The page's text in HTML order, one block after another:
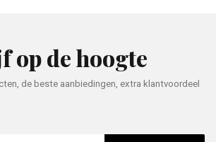
op de hoogte
de beste aanbiedingen, extra klantvoordeel